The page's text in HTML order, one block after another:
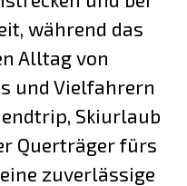
während das
Alltag von
und Vielfahrern
Skiurlaub
Querträger fürs
zuverlässige